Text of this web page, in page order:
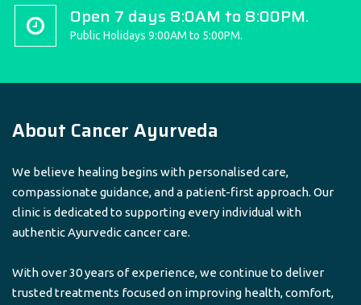
Open 7 days 8:0AM to 8:00PM.
Public Holidays 9:00AM to 5:00PM.
About Cancer Ayurveda
We believe healing begins with personalised care,
compassionate guidance, and a patient-first approach. Our
clinic is dedicated to supporting every individual with
authentic Ayurvedic cancer care.
With over 30 years of experience, we continue to deliver
trusted treatments focused on improving health, comfort,